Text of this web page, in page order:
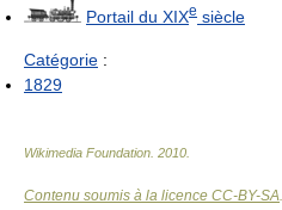
Portail du XIXe siècle
Catégorie :
1829
Wikimedia Foundation 2010
Contenu soumis à la licence CC-BY-SA